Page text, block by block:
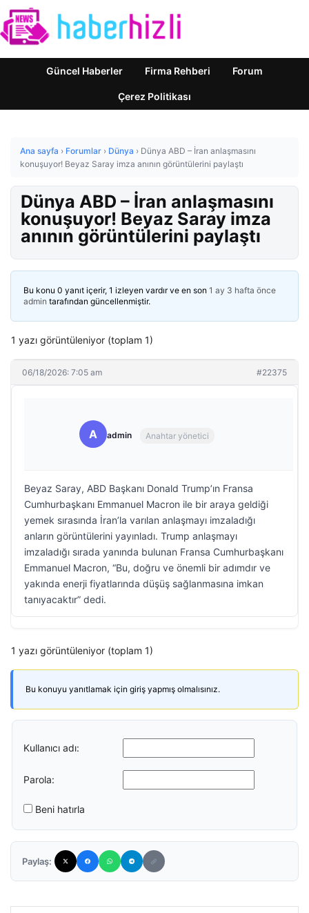
Güncel Haberler Firma Rehberi Forum
Çerez Politikası
Ana sayfa › Forumlar › Dünya › Dünya ABD – İran anlaşmasını
konuşuyor! Beyaz Saray imza anının görüntülerini paylaştı
Dünya ABD – İran anlaşmasını
konuşuyor! Beyaz Saray imza
anının görüntülerini paylaştı
Bu konu 0 yanıt içerir, 1 izleyen vardır ve en son 1 ay 3 hafta önce
admin tarafından güncellenmiştir.
1 yazı görüntüleniyor (toplam 1)
06/18/2026: 7:05 am #22375
A admin Anahtar yönetici
Beyaz Saray, ABD Başkanı Donald Trump’ın Fransa
Cumhurbaşkanı Emmanuel Macron ile bir araya geldiği
yemek sırasında İran’la varılan anlaşmayı imzaladığı
anların görüntülerini yayınladı. Trump anlaşmayı
imzaladığı sırada yanında bulunan Fransa Cumhurbaşkanı
Emmanuel Macron, “Bu, doğru ve önemli bir adımdır ve
yakında enerji fiyatlarında düşüş sağlanmasına imkan
tanıyacaktır” dedi.
1 yazı görüntüleniyor (toplam 1)
Bu konuyu yanıtlamak için giriş yapmış olmalısınız.
Kullanıcı adı:
Parola:
Beni hatırla
Paylaş: